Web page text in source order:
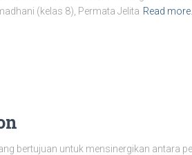
(kelas 8), Permata Jelita Read more…
bertujuan untuk mensinergikan antara